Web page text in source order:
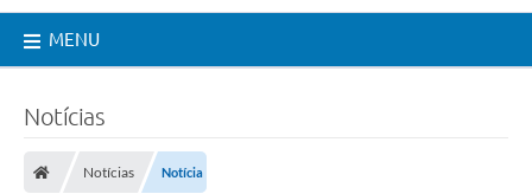
MENU
Notícias
Notícias Notícia